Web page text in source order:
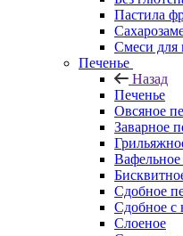
Пастила
Смеси для
Печенье
Назад
Печенье
Овсяное
Заварное
Вафельное
Сдобное
Сдобное с
Слоеное